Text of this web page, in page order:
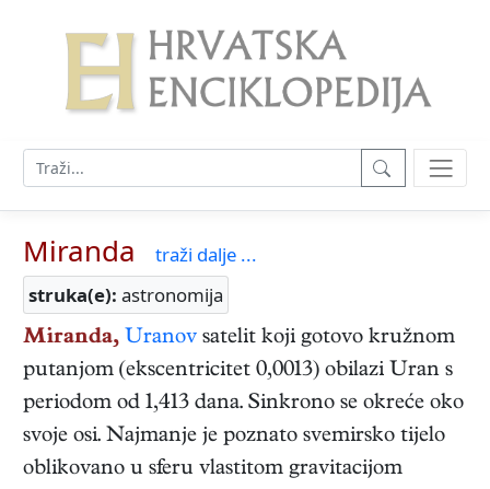
Miranda
traži dalje ...
struka(e): astronomija
Miranda, Uranov satelit koji gotovo kružnom
putanjom (ekscentricitet 0,0013) obilazi Uran s
periodom od 1,413 dana. Sinkrono se okreće oko
svoje osi. Najmanje je poznato svemirsko tijelo
oblikovano u sferu vlastitom gravitacijom